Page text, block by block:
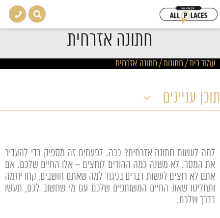
חתונה אזרחית
עמוד בית/חתונות/חתונה אזרחית
תוכן עניינים
למה לעשות חתונה אזרחית? ככה. לפעמים זה מספיק כדי להעביר
את המסר. לא משנה כמה ההורים לוחצים – אלו החיים שלכם. אם
אתם לא רוצים לעשות דברים בניגוד למה שאתם חושבים, קחו יוזמה
ותחליטו שאת החיים המשותפים שלכם עם מי שחשוב לכם, תעשו
בדרך שלכם.